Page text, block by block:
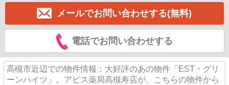
メールでお問い合わせする(無料)
電話でお問い合わせする
高槻市近辺での物件情報：大好評のあの物件「EST・グリ
ーンハイツ」。アピス薬局高槻寿店が、こちらの物件から